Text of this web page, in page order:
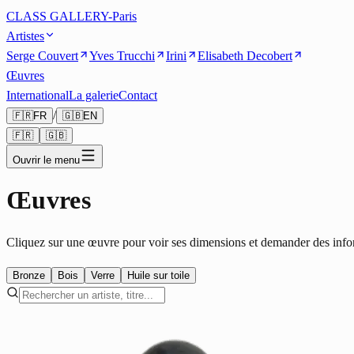
CLASS GALLERY-Paris
Artistes
Serge Couvert
Yves Trucchi Irini
Elisabeth Decobert
Œuvres
InternationalLa galerieContact
🇫🇷FR / 🇬🇧EN
🇫🇷
🇬🇧
Ouvrir le menu
Œuvres
Cliquez sur une œuvre pour voir ses dimensions et demander des
Bronze Bois Verre Huile sur toile